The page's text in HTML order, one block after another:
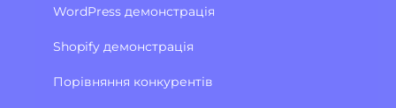
WordPress демонстрація
Shopify демонстрація
Порівняння конкурентів